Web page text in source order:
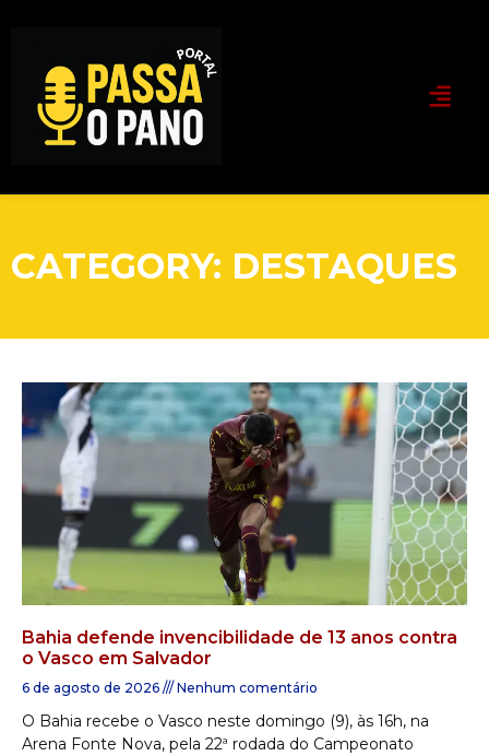
CATEGORY: DESTAQUES
Bahia defende invencibilidade de 13 anos contra
o Vasco em Salvador
6 de agosto de 2026 Nenhum comentário
O Bahia recebe o Vasco neste domingo (9), às 16h, na
Arena Fonte Nova, pela 22ª rodada do Campeonato